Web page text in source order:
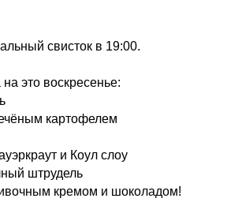
свисток в 19:00.
это воскресенье:
картофелем
и Коул слоу
штрудель
кремом и шоколадом!